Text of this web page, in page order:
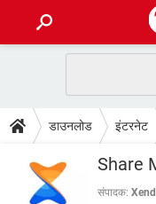
फोन पर अकाउंट बैलेंस चेक
WhatsApp Hack हो गया?
टेक-स्पेशल
2020 के फ्री एंटीवायरस
बेस्ट फ्री ऑनलाइन गेम्स
डाउनलोड
Vidmate
डाउनलोड इंटरनेट
Share
संपादक: